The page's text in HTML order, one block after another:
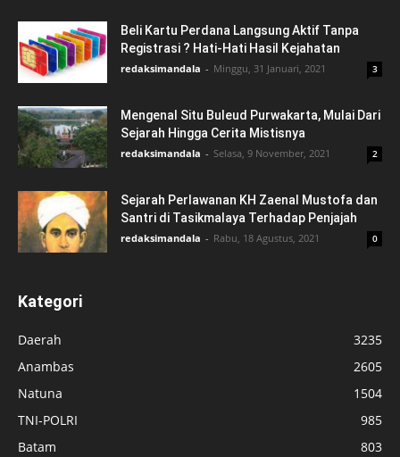
Beli Kartu Perdana Langsung Aktif Tanpa
Registrasi ? Hati-Hati Hasil Kejahatan
redaksimandala - Minggu, 31 Januari, 2021 3
Mengenal Situ Buleud Purwakarta, Mulai Dari
Sejarah Hingga Cerita Mistisnya
redaksimandala - Selasa, 9 November, 2021 2
Sejarah Perlawanan KH Zaenal Mustofa dan
Santri di Tasikmalaya Terhadap Penjajah
redaksimandala - Rabu, 18 Agustus, 2021 0
Kategori
Daerah
3235
Anambas
2605
Natuna
1504
TNI-POLRI
985
Batam
803